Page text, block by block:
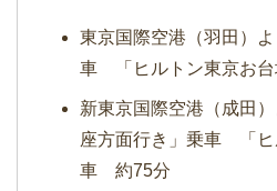
東京国際空港（羽田）
車 「ヒルトン東京お
新東京国際空港（成田
座方面行き」乗車 「ヒ
車 約75分